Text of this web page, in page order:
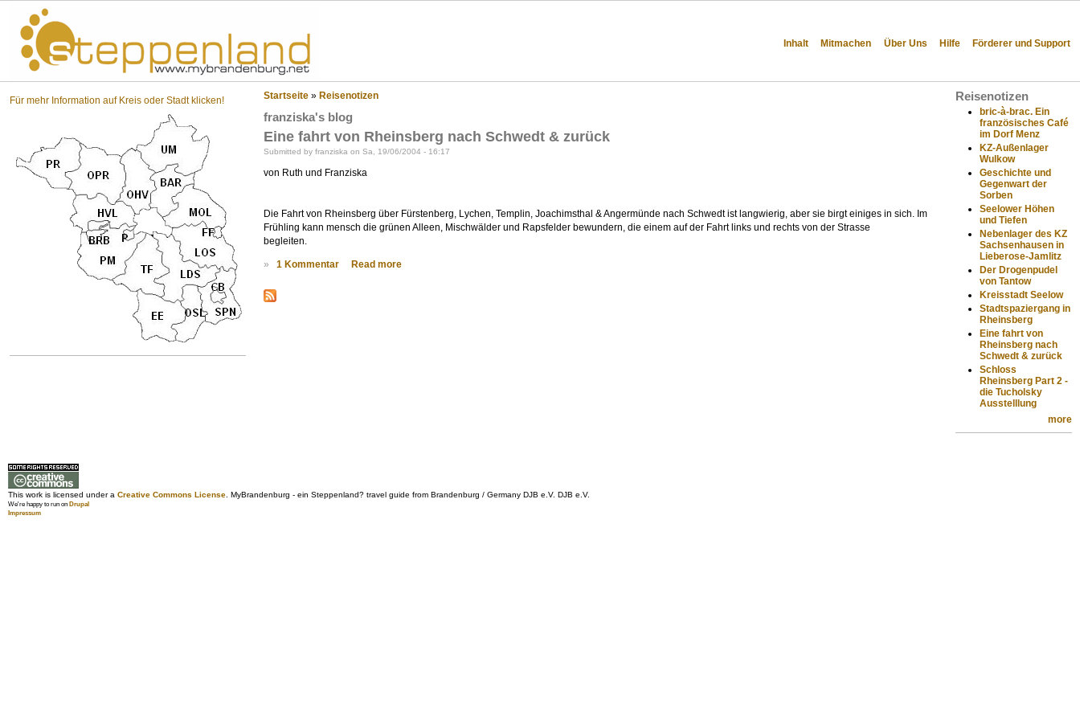
Inhalt Mitmachen Über Uns Hilfe Förderer und Support
Für mehr Information auf Kreis oder Stadt klicken! Startseite » Reisenotizen
franziska's blog
Eine fahrt von Rheinsberg nach Schwedt & zurück
Submitted by franziska on Sa, 19/06/2004 - 16:17
von Ruth und Franziska
Die Fahrt von Rheinsberg über Fürstenberg, Lychen, Templin, Joachimsthal & Angermünde nach Schwedt ist langwierig, aber sie birgt einiges in sich. Im
Frühling kann mensch die grünen Alleen, Mischwälder und Rapsfelder bewundern, die einem auf der Fahrt links und rechts von der Strasse
begleiten.
» 1 Kommentar Read more
Reisenotizen
bric-à-brac. Ein
französisches Café
im Dorf Menz
KZ-Außenlager
Wulkow
Geschichte und
Gegenwart der
Sorben
Seelower Höhen
und Tiefen
Nebenlager des KZ
Sachsenhausen in
Lieberose-Jamlitz
Der Drogenpudel
von Tantow
Kreisstadt Seelow
Stadtspaziergang in
Rheinsberg
Eine fahrt von
Rheinsberg nach
Schwedt & zurück
Schloss
Rheinsberg Part 2 -
die Tucholsky
Ausstelllung
more
This work is licensed under a Creative Commons License. MyBrandenburg - ein Steppenland? travel guide from Brandenburg / Germany DJB e.V. DJB e.V.
We're happy to run on Drupal
Impressum